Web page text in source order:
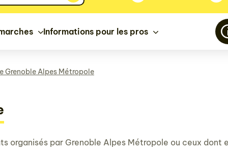
Informations pour les pros
Grenoble Alpes Métropole
organisés par Grenoble Alpes Métropole ou ceux dont